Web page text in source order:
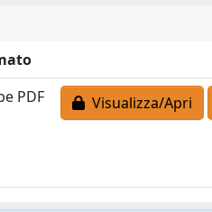
PDF Visualizza/Apri